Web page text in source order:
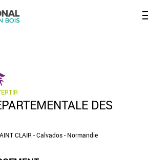
DES
CLAIR - Calvados - Normandie